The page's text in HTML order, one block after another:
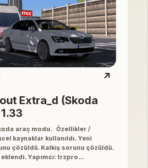
↗
Extra_d (Skoda
araç modu. Özellikler /
kaynaklar kullanıldı. Yeni
çözüldü. Kalkış sorunu çözüldü.
Yapımcı: trzpro…